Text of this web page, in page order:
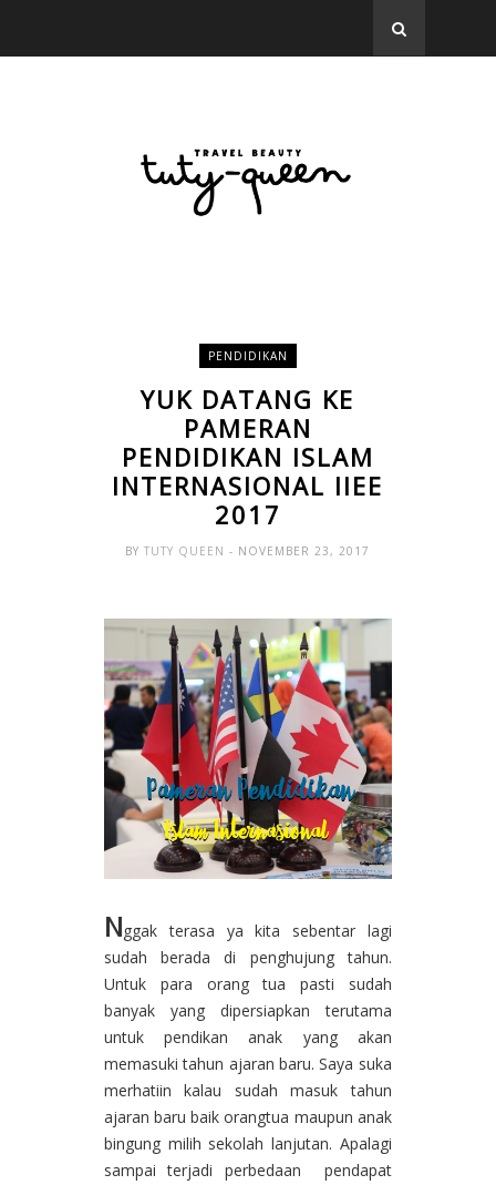
PENDIDIKAN
YUK DATANG KE
PAMERAN
PENDIDIKAN ISLAM
INTERNASIONAL IIEE
2017
BYTUTY QUEEN- NOVEMBER 23, 2017
Nggak terasa ya kita sebentar lagi
sudah berada di penghujung tahun.
Untuk para orang tua pasti sudah
banyak yang dipersiapkan terutama
untuk pendikan anak yang akan
memasuki tahun ajaran baru. Saya suka
merhatiin kalau sudah masuk tahun
ajaran baru baik orangtua maupun anak
bingung milih sekolah lanjutan. Apalagi
sampai terjadi perbedaan pendapat